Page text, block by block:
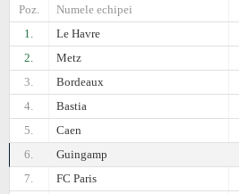
Poz. Numele echipei
1.
Le Havre
2.
Metz
3.
Bordeaux
4.
Bastia
5.
Caen
6.
Guingamp
7.
FC Paris